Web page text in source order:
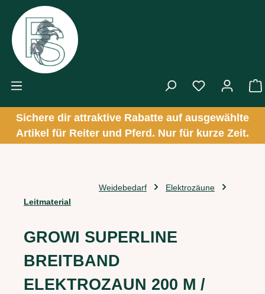
Zum Hauptinhalt springen
Sichere dir attraktive Rabatte auf ausgewählte
Artikel für Reiter und Pferd. Nur für kurze Zeit.
Weidebedarf
Elektrozäune
Leitmaterial
GROWI SUPERLINE
BREITBAND
ELEKTROZAUN 200 M /